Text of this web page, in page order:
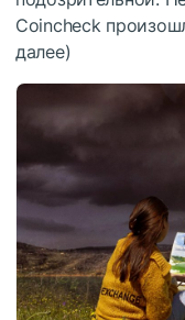
Coincheck
далее)